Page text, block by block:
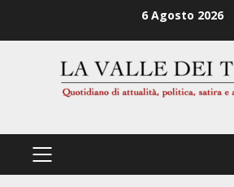
6 Agosto 2026
PRIMÄRES